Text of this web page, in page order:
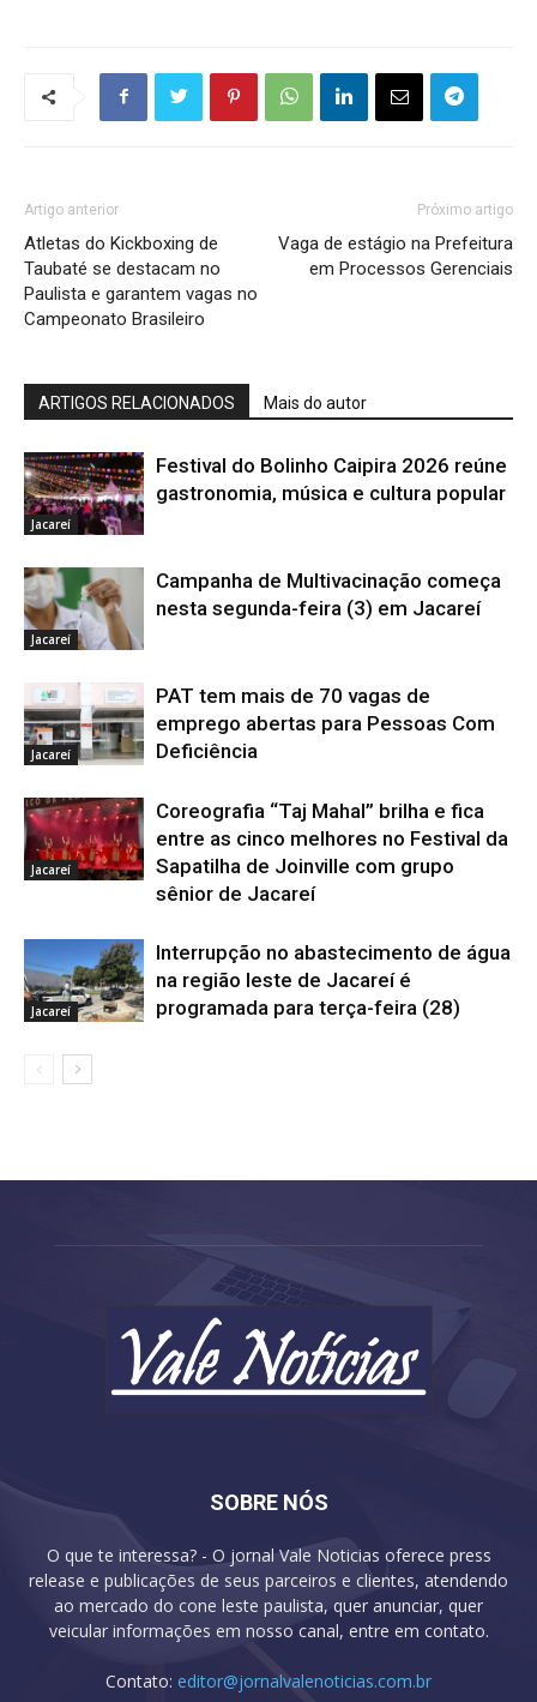
Artigo anterior
Atletas do Kickboxing de
Taubaté se destacam no
Paulista e garantem vagas no
Campeonato Brasileiro
Próximo artigo
Vaga de estágio na Prefeitura
em Processos Gerenciais
ARTIGOS RELACIONADOS Mais do autor
Jacareí
Festival do Bolinho Caipira 2026 reúne
gastronomia, música e cultura popular
Jacareí
Campanha de Multivacinação começa
nesta segunda-feira (3) em Jacareí
Jacareí
PAT tem mais de 70 vagas de
emprego abertas para Pessoas Com
Deficiência
Jacareí
Coreografia “Taj Mahal” brilha e fica
entre as cinco melhores no Festival da
Sapatilha de Joinville com grupo
sênior de Jacareí
Jacareí
Interrupção no abastecimento de água
na região leste de Jacareí é
programada para terça-feira (28)
SOBRE NÓS
O que te interessa? - O jornal Vale Noticias oferece press
release e publicações de seus parceiros e clientes, atendendo
ao mercado do cone leste paulista, quer anunciar, quer
veicular informações em nosso canal, entre em contato.
Contato: editor@jornalvalenoticias.com.br